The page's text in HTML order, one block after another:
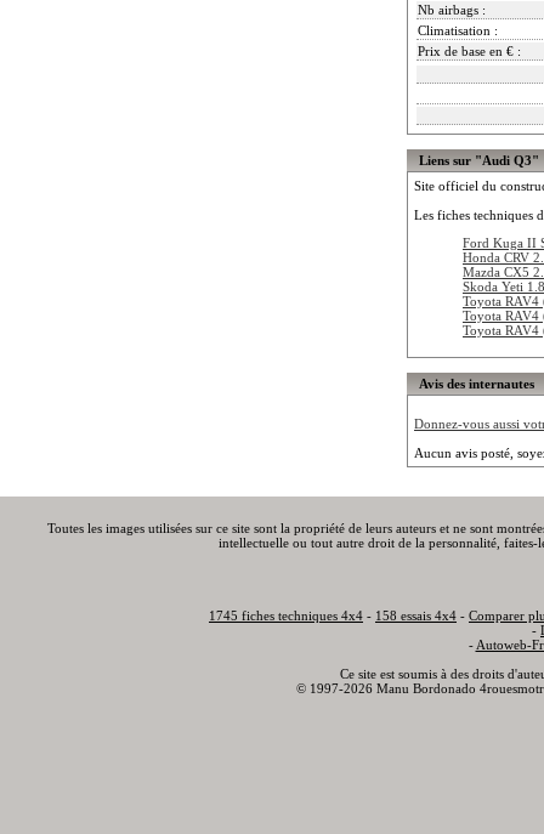
Nb airbags :
Climatisation :
Prix de base en € :
Liens sur "Audi Q3"
Site officiel du
Les fiches techniques
Ford Kuga II
Honda CRV
Mazda CX5
Skoda Yeti
Toyota
Toyota
Toyota RAV4
Avis des internautes
Donnez-vous aussi
Aucun avis posté,
Toutes les images utilisées sur ce site sont la propriété de leurs auteurs et ne sont
intellectuelle ou tout autre droit de la personnalité,
1745 fiches techniques 4x4 - 158 essais 4x4 - Comparer
-
- Autoweb-
Ce site est soumis à des droits
© 1997-2026 Manu Bordonado